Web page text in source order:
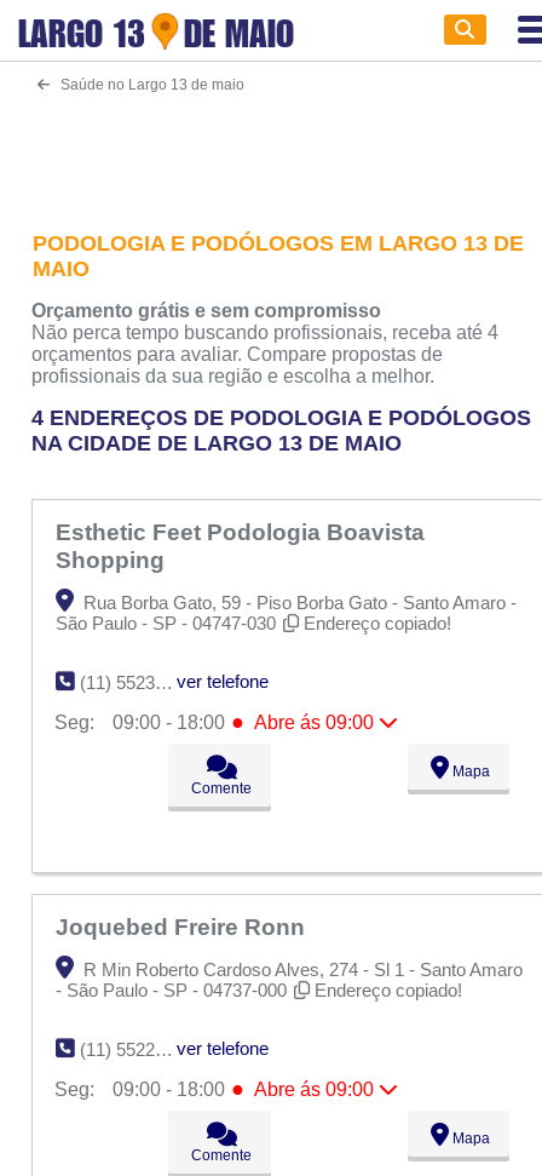
LARGO 13 DE MAIO
Saúde no Largo 13 de maio
PODOLOGIA E PODÓLOGOS EM LARGO 13 DE
MAIO
Orçamento grátis e sem compromisso
Não perca tempo buscando profissionais, receba até 4
orçamentos para avaliar. Compare propostas de
profissionais da sua região e escolha a melhor.
4 ENDEREÇOS DE PODOLOGIA E PODÓLOGOS
NA CIDADE DE LARGO 13 DE MAIO
Esthetic Feet Podologia Boavista
Shopping
Rua Borba Gato, 59 - Piso Borba Gato - Santo Amaro -
São Paulo - SP - 04747-030
Endereço copiado!
(11) 5523-8038
ver telefone
Seg:
09:00 - 18:00 ● Abre ás 09:00
09:00 - 18:00
09:00 - 18:00
09:00 - 18:00
Comente
Mapa
Joquebed Freire Ronn
R Min Roberto Cardoso Alves, 274 - Sl 1 - Santo Amaro
- São Paulo - SP - 04737-000
Endereço copiado!
(11) 5522-4247
ver telefone
Seg:
09:00 - 18:00 ● Abre ás 09:00
09:00 - 18:00
09:00 - 18:00
09:00 - 18:00
Comente
Mapa